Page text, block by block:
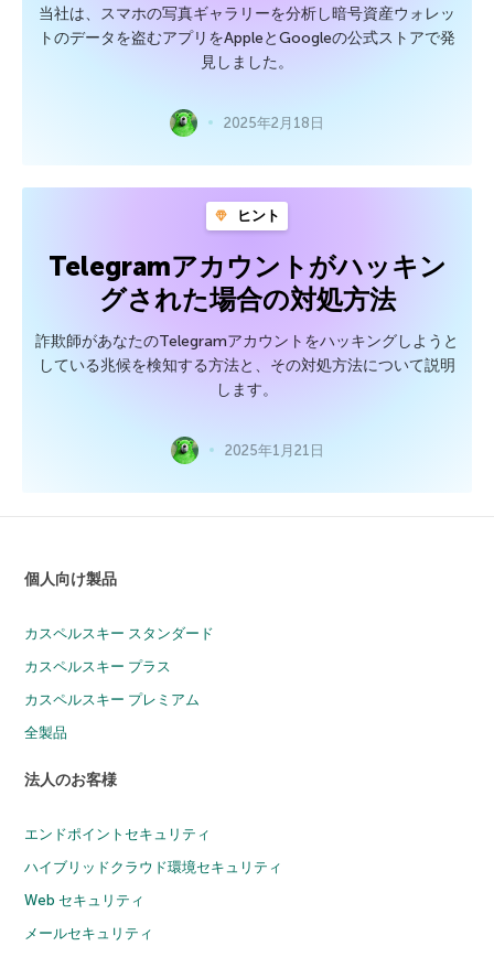
当社は、スマホの写真ギャラリーを分析し暗号資産ウォレッ
トのデータを盗むアプリをAppleとGoogleの公式ストアで発
見しました。
2025年2月18日
ヒント
Telegramアカウントがハッキン
グされた場合の対処方法
詐欺師があなたのTelegramアカウントをハッキングしようと
している兆候を検知する方法と、その対処方法について説明
します。
2025年1月21日
個人向け製品
カスペルスキー スタンダード
カスペルスキー プラス
カスペルスキー プレミアム
全製品
法人のお客様
エンドポイントセキュリティ
ハイブリッドクラウド環境セキュリティ
Web セキュリティ
メールセキュリティ